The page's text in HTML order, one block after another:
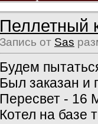
Пеллетный
Запись от Sas
Будем
Был заказан и
Пересвет -
Котел на базе